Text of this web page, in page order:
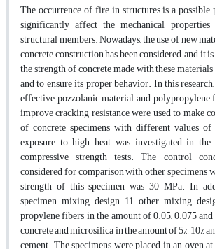
The occurrence of fire in structures is a possible
significantly affect the mechanical
structural members. Nowadays, the use of new
concrete construction has been considered, and it
the strength of concrete made with these
and to ensure its proper behavior. In this
effective pozzolanic material and polypropylene
improve cracking resistance were used to make
of concrete specimens with different values
exposure to high heat was investigated in
compressive strength tests. The control
considered for comparison with other specimens
strength of this specimen was 30 MPa. In
specimen mixing design, 11 other mixing
propylene fibers in the amount of 0.05, 0.075
concrete and microsilica in the amount of 5%, 10%